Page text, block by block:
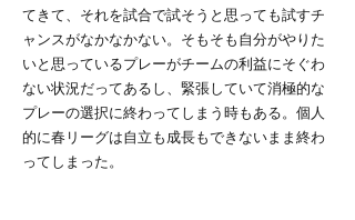
てきて、それを試合で試そうと思っても試すチ
ャンスがなかなかない。そもそも自分がやりた
いと思っているプレーがチームの利益にそぐわ
ない状況だってあるし、緊張していて消極的な
プレーの選択に終わってしまう時もある。個人
的に春リーグは自立も成長もできないまま終わ
ってしまった。